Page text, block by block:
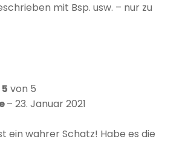
mit Bsp. usw. – nur zu
5 von 5
– 23. Januar 2021
ein wahrer Schatz! Habe es die